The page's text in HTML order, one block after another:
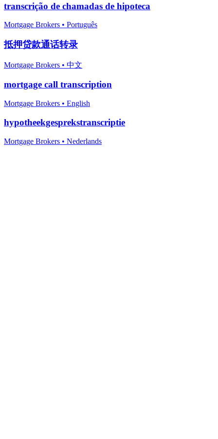
transcrição de chamadas de hipoteca
Mortgage Brokers • Português
抵押贷款通话转录
Mortgage Brokers • 中文
mortgage call transcription
Mortgage Brokers • English
hypotheekgesprekstranscriptie
Mortgage Brokers • Nederlands